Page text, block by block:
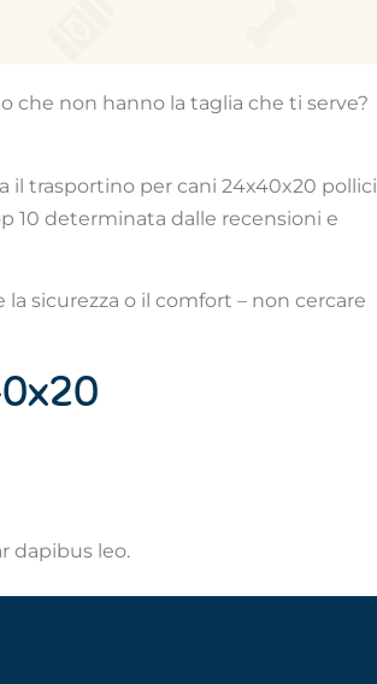
che non hanno la taglia che ti serve?
il trasportino per cani 24x40x20 pollici
10 determinata dalle recensioni e
sicurezza o il comfort – non cercare
dapibus leo.